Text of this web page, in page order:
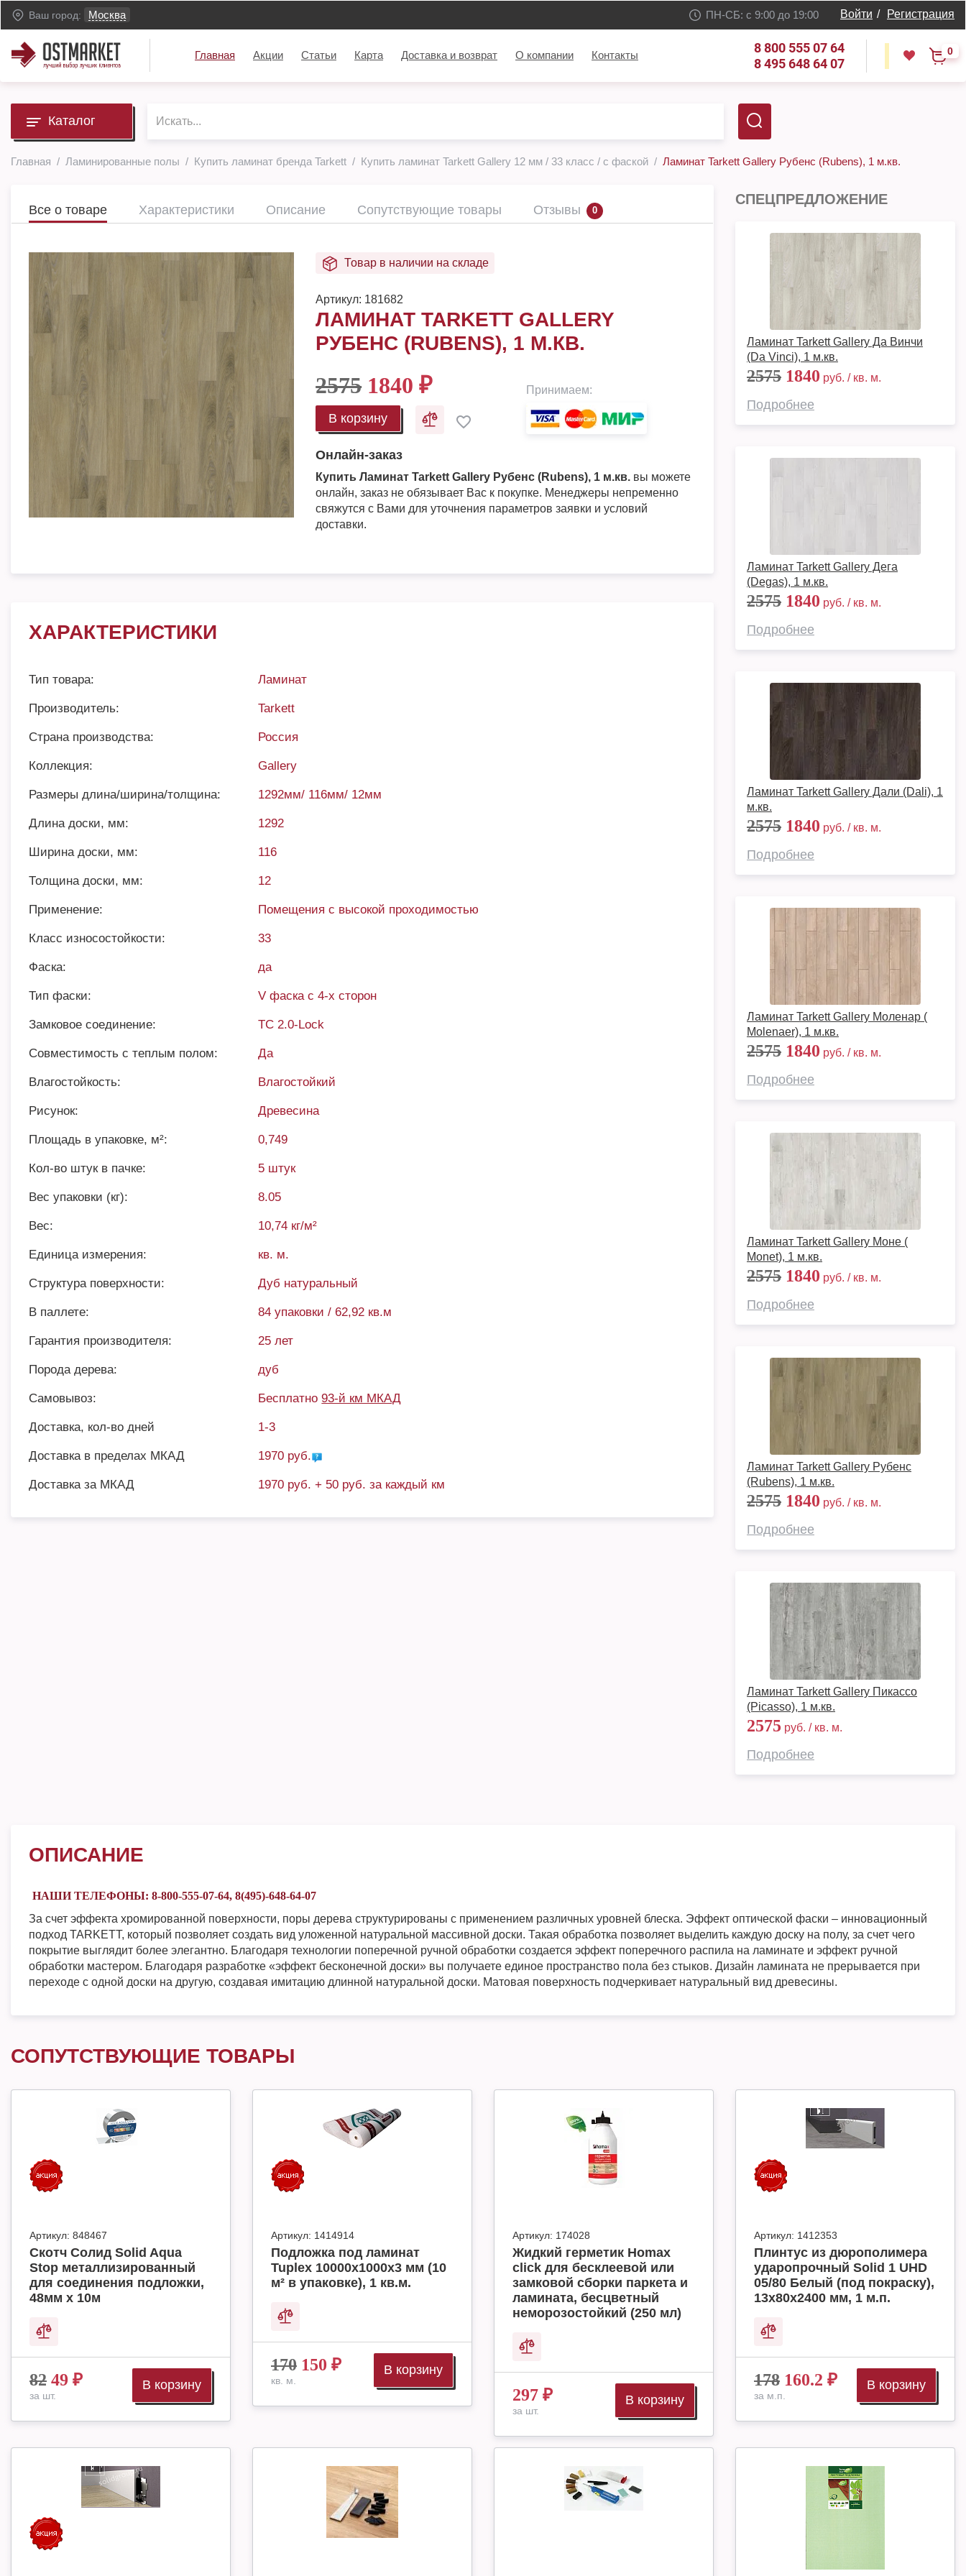
Ваш город: Москва ПН-СБ: с 9:00 до 19:00 Войти / Регистрация
Главная Акции Статьи Карта Доставка и возврат О компании Контакты
8 800 555 07 64
8 495 648 64 07
0
Каталог
Главная Ламинированные полы Купить ламинат бренда Tarkett Купить ламинат Tarkett Gallery 12 мм / 33 класс / с фаской Ламинат Tarkett Gallery Рубенс (Rubens), 1 м.кв.
Все о товаре Характеристики Описание Сопутствующие товары Отзывы 0
Товар в наличии на складе
Артикул: 181682
ЛАМИНАТ TARKETT GALLERY
РУБЕНС (RUBENS), 1 М.КВ.
2575 1840 ₽
В корзину
Принимаем:
Онлайн-заказ
Купить Ламинат Tarkett Gallery Рубенс (Rubens), 1 м.кв. вы можете
онлайн, заказ не обязывает Вас к покупке. Менеджеры непременно
свяжутся с Вами для уточнения параметров заявки и условий
доставки.
ХАРАКТЕРИСТИКИ
Тип товара: Ламинат
Производитель: Tarkett
Страна производства: Россия
Коллекция: Gallery
Размеры длина/ширина/толщина: 1292мм/ 116мм/ 12мм
Длина доски, мм: 1292
Ширина доски, мм: 116
Толщина доски, мм: 12
Применение: Помещения с высокой проходимостью
Класс износостойкости: 33
Фаска: да
Тип фаски: V фаска с 4-х сторон
Замковое соединение: TC 2.0-Lock
Совместимость с теплым полом: Да
Влагостойкость: Влагостойкий
Рисунок: Древесина
Площадь в упаковке, м²: 0,749
Кол-во штук в пачке: 5 штук
Вес упаковки (кг): 8.05
Вес: 10,74 кг/м²
Единица измерения: кв. м.
Структура поверхности: Дуб натуральный
В паллете: 84 упаковки / 62,92 кв.м
Гарантия производителя: 25 лет
Порода дерева: дуб
Самовывоз: Бесплатно93-й км МКАД
Доставка, кол-во дней 1-3
Доставка в пределах МКАД 1970 руб.
Доставка за МКАД 1970 руб. + 50 руб. за каждый км
СПЕЦПРЕДЛОЖЕНИЕ
Ламинат Tarkett Gallery Да Винчи
(Da Vinci), 1 м.кв.
2575 1840 руб. / кв. м.
Подробнее
Ламинат Tarkett Gallery Дега
(Degas), 1 м.кв.
2575 1840 руб. / кв. м.
Подробнее
Ламинат Tarkett Gallery Дали (Dali), 1
м.кв.
2575 1840 руб. / кв. м.
Подробнее
Ламинат Tarkett Gallery Моленар (
Molenaer), 1 м.кв.
2575 1840 руб. / кв. м.
Подробнее
Ламинат Tarkett Gallery Моне (
Monet), 1 м.кв.
2575 1840 руб. / кв. м.
Подробнее
Ламинат Tarkett Gallery Рубенс
(Rubens), 1 м.кв.
2575 1840 руб. / кв. м.
Подробнее
Ламинат Tarkett Gallery Пикассо
(Picasso), 1 м.кв.
2575 руб. / кв. м.
Подробнее
ОПИСАНИЕ
НАШИ ТЕЛЕФОНЫ: 8-800-555-07-64, 8(495)-648-64-07
За счет эффекта хромированной поверхности, поры дерева структурированы с применением различных уровней блеска. Эффект оптической фаски – инновационный
подход TARKETT, который позволяет создать вид уложенной натуральной массивной доски. Такая обработка позволяет выделить каждую доску на полу, за счет чего
покрытие выглядит более элегантно. Благодаря технологии поперечной ручной обработки создается эффект поперечного распила на ламинате и эффект ручной
обработки мастером. Благодаря разработке «эффект бесконечной доски» вы получаете единое пространство пола без стыков. Дизайн ламината не прерывается при
переходе с одной доски на другую, создавая имитацию длинной натуральной доски. Матовая поверхность подчеркивает натуральный вид древесины.
СОПУТСТВУЮЩИЕ ТОВАРЫ
Артикул: 848467
Скотч Солид Solid Aqua
Stop металлизированный
для соединения подложки,
48мм х 10м
82 49 ₽
за шт.
В корзину
Артикул: 1414914
Подложка под ламинат
Tuplex 10000x1000x3 мм (10
м² в упаковке), 1 кв.м.
170 150 ₽
кв. м.
В корзину
Артикул: 174028
Жидкий герметик Homax
click для бесклеевой или
замковой сборки паркета и
ламината, бесцветный
неморозостойкий (250 мл)
297 ₽
за шт.
В корзину
Артикул: 1412353
Плинтус из дюрополимера
ударопрочный Solid 1 UHD
05/80 Белый (под покраску),
13х80х2400 мм, 1 м.п.
178 160.2 ₽
за м.п.
В корзину